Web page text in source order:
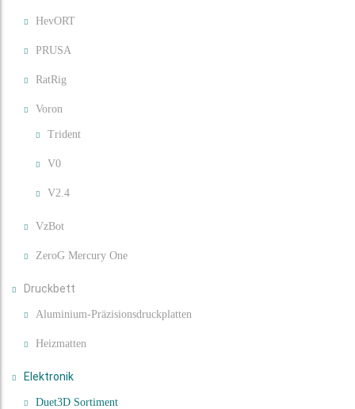
HevORT
PRUSA
RatRig
Voron
Trident
V0
V2.4
VzBot
ZeroG Mercury One
Druckbett
Aluminium-Präzisionsdruckplatten
Heizmatten
Elektronik
Duet3D Sortiment